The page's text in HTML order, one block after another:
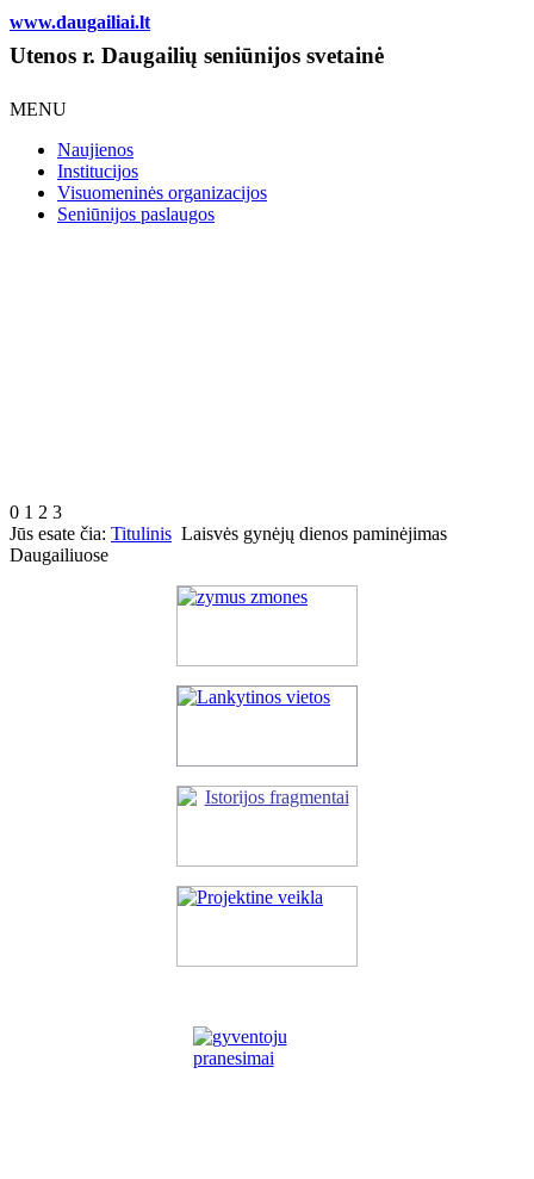
www.daugailiai.lt
Utenos r. Daugailių seniūnijos svetainė
MENU
Naujienos
Institucijos
Visuomeninės organizacijos
Seniūnijos paslaugos
0 1 2 3
Jūs esate čia: Titulinis Laisvės gynėjų dienos paminėjimas
Daugailiuose